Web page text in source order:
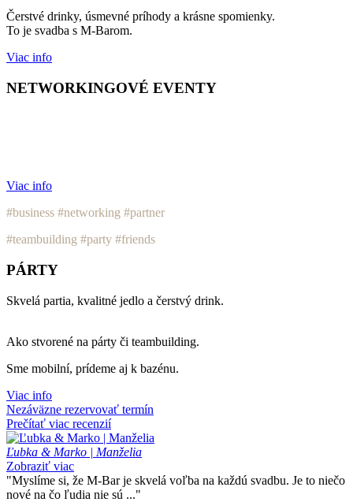
Čerstvé drinky, úsmevné príhody a krásne spomienky.
To je svadba s M-Barom.
Viac info
NETWORKINGOVÉ EVENTY
Viac info
#business #networking #partner
#teambuilding #party #friends
PÁRTY
Skvelá partia, kvalitné jedlo a čerstvý drink.
Ako stvorené na párty či teambuilding.
Sme mobilní, prídeme aj k bazénu.
Viac info
Nezáväzne rezervovať termín
Prečítať viac recenzií
Ľubka & Marko | Manželia
Zobraziť viac
"Myslíme si, že M-Bar je skvelá voľba na každú svadbu. Je to niečo
nové na čo ľudia nie sú ..."